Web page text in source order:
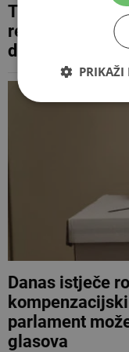
Tko u javnom
regres?
države do
Danas istječe
parlament
glasova
PRIKAŽI